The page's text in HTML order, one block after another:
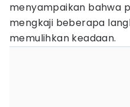
menyampaikan bahwa
mengkaji beberapa
memulihkan keadaan.